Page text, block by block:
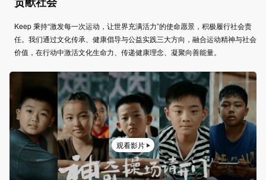
Keep 秉持“激发每一次运动，让世界充满活力”的使命愿景，积极履行社会责
任。我们通过文化传承、健康倡导与公益实践三大方向，融合运动精神与社会
价值，在行动中激活文化生命力、传递健康理念、凝聚向善能量。
观看影片